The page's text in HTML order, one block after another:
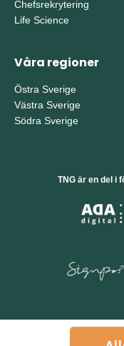
Chefsrekrytering
Life Science
Våra regioner
Östra Sverige
Västra Sverige
Södra Sverige
TNG är en del i